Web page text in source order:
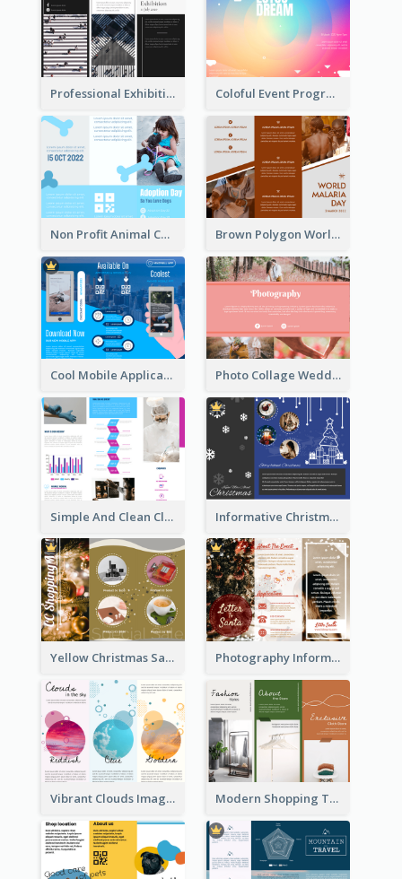
Professional Exhibition Event Tri Fold Brochure Coloful Event Program Brochure
Non Profit Animal Community Tri Fold Brochure Brown Polygon World Malaria Day Brochure
Cool Mobile Application Promotional Brochure Design Photo Collage Wedding Brochure
Simple And Clean Clinic Brochure Design Ideas Informative Christmas Brochure With Graphics And Photos
Yellow Christmas Sale Brochure With Images Of Products Photography Informative Christmas Event Brochure
Vibrant Clouds Imagery Tri Fold Brochure Modern Shopping Tri Fold Brochure